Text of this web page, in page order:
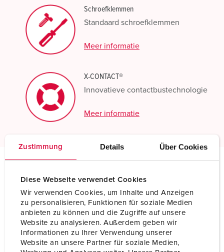
Zustimmung Details Über Cookies
Diese Webseite verwendet Cookies
Wir verwenden Cookies, um Inhalte und Anzeigen
zu personalisieren, Funktionen für soziale Medien
anbieten zu können und die Zugriffe auf unsere
Website zu analysieren. Außerdem geben wir
Informationen zu Ihrer Verwendung unserer
Website an unsere Partner für soziale Medien,
Schroefklemmen
Standaard schroefklemmen
Meer informatie
X-CONTACT®
Innovatieve contactbustechnologie
Meer informatie
Technische specificaties
Ampère 125 A
Polen 4 p